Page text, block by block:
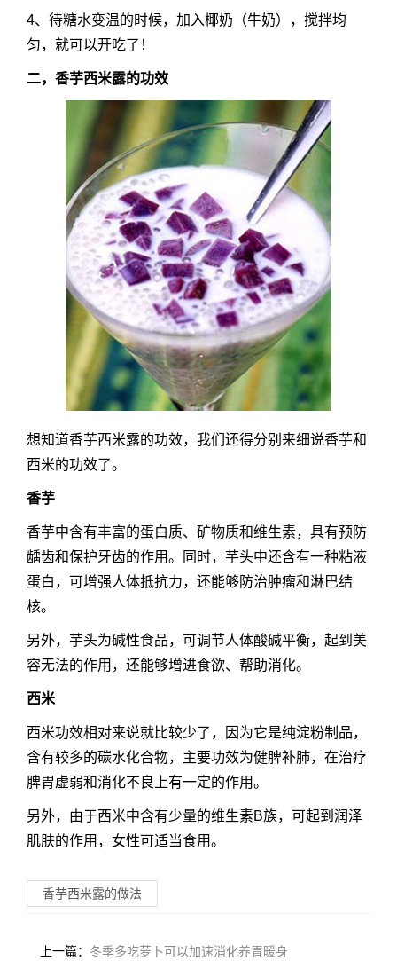
4、待糖水变温的时候，加入椰奶（牛奶），搅拌均
匀，就可以开吃了！
二，香芋西米露的功效
想知道香芋西米露的功效，我们还得分别来细说香芋和
西米的功效了。
香芋
香芋中含有丰富的蛋白质、矿物质和维生素，具有预防
龋齿和保护牙齿的作用。同时，芋头中还含有一种粘液
蛋白，可增强人体抵抗力，还能够防治肿瘤和淋巴结
核。
另外，芋头为碱性食品，可调节人体酸碱平衡，起到美
容无法的作用，还能够增进食欲、帮助消化。
西米
西米功效相对来说就比较少了，因为它是纯淀粉制品，
含有较多的碳水化合物，主要功效为健脾补肺，在治疗
脾胃虚弱和消化不良上有一定的作用。
另外，由于西米中含有少量的维生素B族，可起到润泽
肌肤的作用，女性可适当食用。
香芋西米露的做法
上一篇： 冬季多吃萝卜可以加速消化养胃暖身